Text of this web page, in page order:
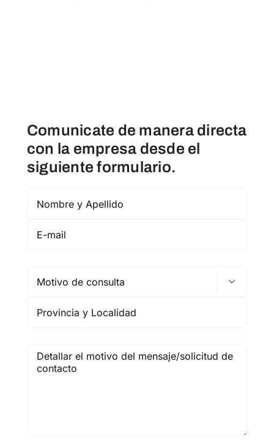
Comunicate de manera directa
con la empresa desde el
siguiente formulario.
